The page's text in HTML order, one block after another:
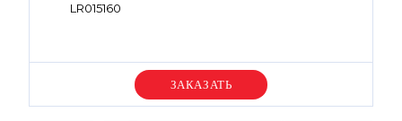
LR015160
Уточняйте цену